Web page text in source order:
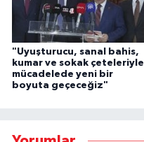
"Uyuşturucu, sanal bahis,
kumar ve sokak çeteleriyle
mücadelede yeni bir
boyuta geçeceğiz"